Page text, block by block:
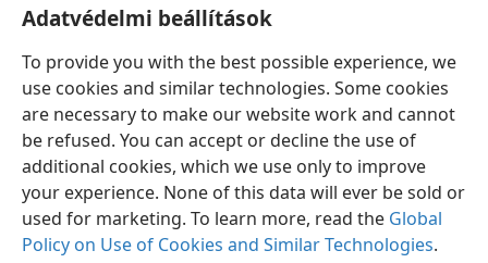
Adatvédelmi beállítások
To provide you with the best possible experience, we
use cookies and similar technologies. Some cookies
are necessary to make our website work and cannot
be refused. You can accept or decline the use of
additional cookies, which we use only to improve
your experience. None of this data will ever be sold or
used for marketing. To learn more, read the Global
Policy on Use of Cookies and Similar Technologies.
Magyar Beállítások
Copyright© 2026 Watch Tower Bible and Tract Society of Pennsylvania
Felhasználási feltételek
Bizalmas információra vonatkozó szabályok
Adatvédelmi beállítások
JW.ORG Bejelentkezés